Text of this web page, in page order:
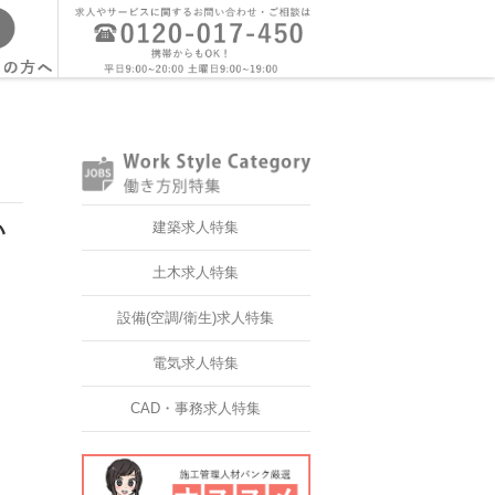
建築求人特集
土木求人特集
設備(空調/衛生)求人特集
電気求人特集
CAD・事務求人特集